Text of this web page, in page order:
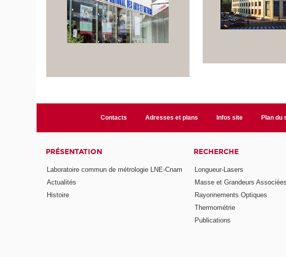
Contacts Adresses et plans Infos site Plan du
PRÉSENTATION
Laboratoire commun de métrologie LNE-Cnam
Actualités
Histoire
RECHERCHE
Longueur-Lasers
Masse et Grandeurs Associées
Rayonnements Optiques
Thermométrie
Publications